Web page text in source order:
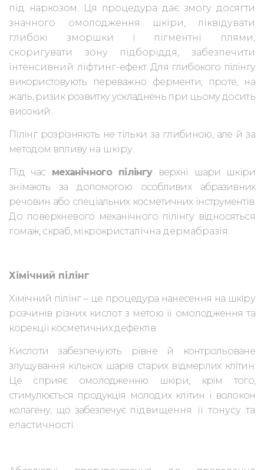
під наркозом. Ця процедура дає змогу досягти
значного омолодження шкіри, ліквідувати
глибокі зморшки і пігментні плями,
скоригувати зону підборіддя, забезпечити
інтенсивний ліфтинг-ефект. Для глибокого пілінгу
використовують переважно ферменти, проте, на
жаль, ризик розвитку ускладнень при цьому досить
високий.
Пілінг розрізняють не тільки за глибиною, але й за
методом впливу на шкіру.
Під час механічного пілінгу
верхні шари шкіри
знімають за допомогою особливих абразивних
речовин або спеціальних косметичних інструментів.
До поверхневого механічного пілінгу відносяться
гомаж, скраб, мікрокристалічна дермабразія.
Хімічний пілінг
Хімічний пілінг – це процедура нанесення на шкіру
розчинів різних кислот з метою її омолодження та
корекції косметичних дефектів.
Кислоти забезпечують рівне й контрольоване
злущування кількох шарів старих відмерлих клітин.
Це сприяє омолодженню шкіри, крім того,
стимулюється продукція молодих клітин і волокон
колагену, що забезпечує підвищення її тонусу та
еластичності.